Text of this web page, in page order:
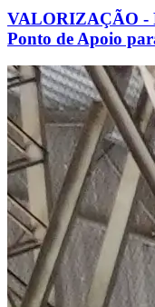
VALORIZAÇÃO -
Ponto de Apoio